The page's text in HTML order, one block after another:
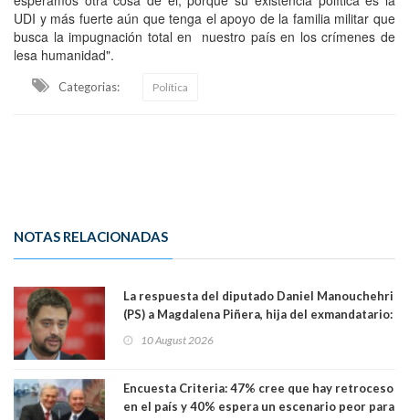
UDI y más fuerte aún que tenga el apoyo de la familia militar que
busca la impugnación total en nuestro país en los crímenes de
lesa humanidad".
Categorias: Política
NOTAS RELACIONADAS
La respuesta del diputado Daniel Manouchehri
(PS) a Magdalena Piñera, hija del exmandatario:
creían intocables"
10 August 2026
Encuesta Criteria: 47% cree que hay retroceso
en el país y 40% espera un escenario peor para